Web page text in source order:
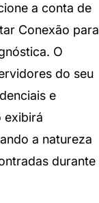
a conta de
Conexão para
O
do seu
e
exibirá
a natureza
durante